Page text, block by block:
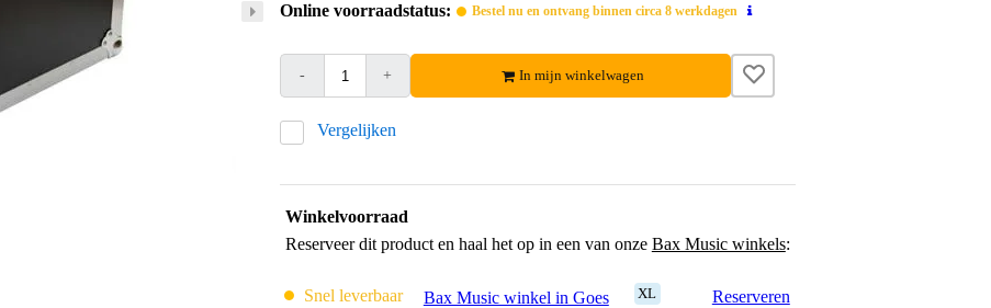
Online voorraadstatus: Bestel nu en ontvang binnen circa 8 werkdagen
- + In mijn winkelwagen
Vergelijken
Winkelvoorraad
Reserveer dit product en haal het op in een van onze Bax Music winkels:
Snel leverbaar Bax Music winkel in Goes XL
Reserveren